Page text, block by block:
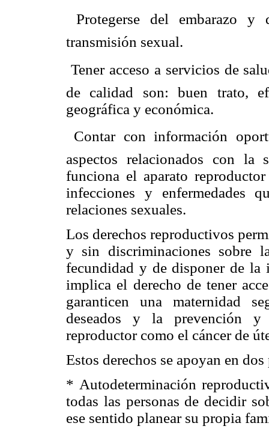
 Protegerse del embarazo
transmisión sexual.
 Tener acceso a servicios de
de calidad son: buen trato,
geográfica y económica.
 Contar con información
aspectos relacionados con la
funciona el aparato
infecciones y enfermedades
relaciones sexuales.
Los derechos reproductivos
y sin discriminaciones sobre
fecundidad y de disponer de la
implica el derecho de tener
garanticen una maternidad
deseados y la prevención y
reproductor como el cáncer de
Estos derechos se apoyan en
* Autodeterminación
todas las personas de decidir
ese sentido planear su propia